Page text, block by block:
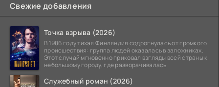
Свежие добавления
Точка взрыва (2026)
В 1986 году тихая Финляндия содрогнулась от громкого
происшествия: группа людей оказалась в заложниках.
Этот случай мгновенно приковал взгляды всей страны к
небольшому городу, где разворачивалась
Служебный роман (2026)